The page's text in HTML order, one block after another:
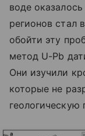
воде
регионов стал
обойти эту
метод U-Pb
Они изучили
которые не